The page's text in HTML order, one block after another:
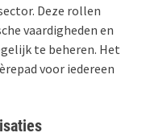
Deze rollen
vaardigheden en
te beheren. Het
voor iedereen